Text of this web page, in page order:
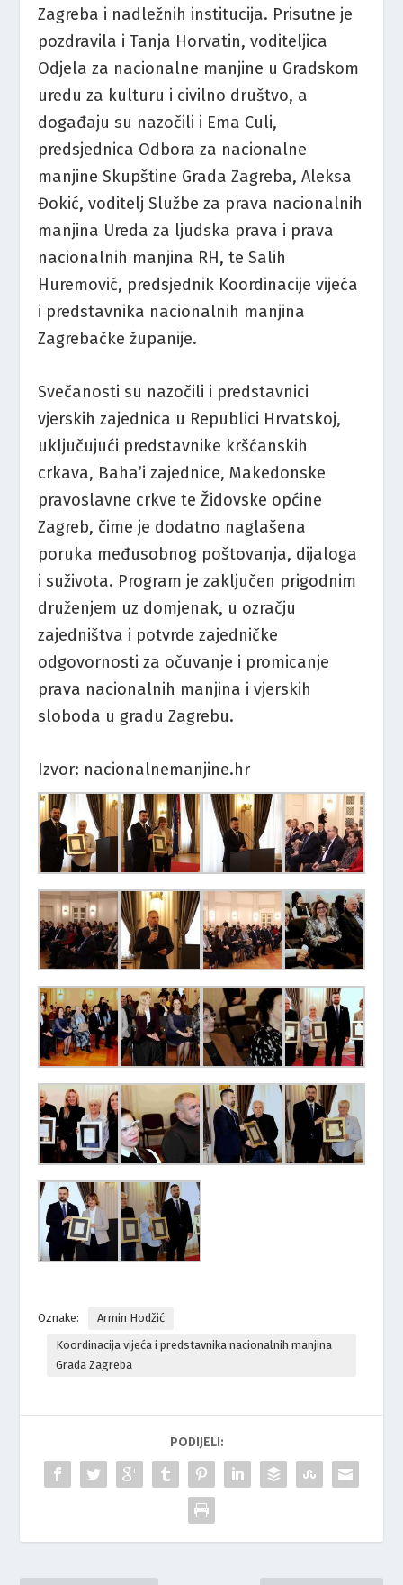
Zagreba i nadležnih institucija. Prisutne je
pozdravila i Tanja Horvatin, voditeljica
Odjela za nacionalne manjine u Gradskom
uredu za kulturu i civilno društvo, a
događaju su nazočili i Ema Culi,
predsjednica Odbora za nacionalne
manjine Skupštine Grada Zagreba, Aleksa
Đokić, voditelj Službe za prava nacionalnih
manjina Ureda za ljudska prava i prava
nacionalnih manjina RH, te Salih
Huremović, predsjednik Koordinacije vijeća
i predstavnika nacionalnih manjina
Zagrebačke županije.
Svečanosti su nazočili i predstavnici
vjerskih zajednica u Republici Hrvatskoj,
uključujući predstavnike kršćanskih
crkava, Baha’i zajednice, Makedonske
pravoslavne crkve te Židovske općine
Zagreb, čime je dodatno naglašena
poruka međusobnog poštovanja, dijaloga
i suživota. Program je zaključen prigodnim
druženjem uz domjenak, u ozračju
zajedništva i potvrde zajedničke
odgovornosti za očuvanje i promicanje
prava nacionalnih manjina i vjerskih
sloboda u gradu Zagrebu.
Izvor: nacionalnemanjine.hr
Oznake:
Armin Hodžić
Koordinacija vijeća i predstavnika nacionalnih manjina
Grada Zagreba
PODIJELI: